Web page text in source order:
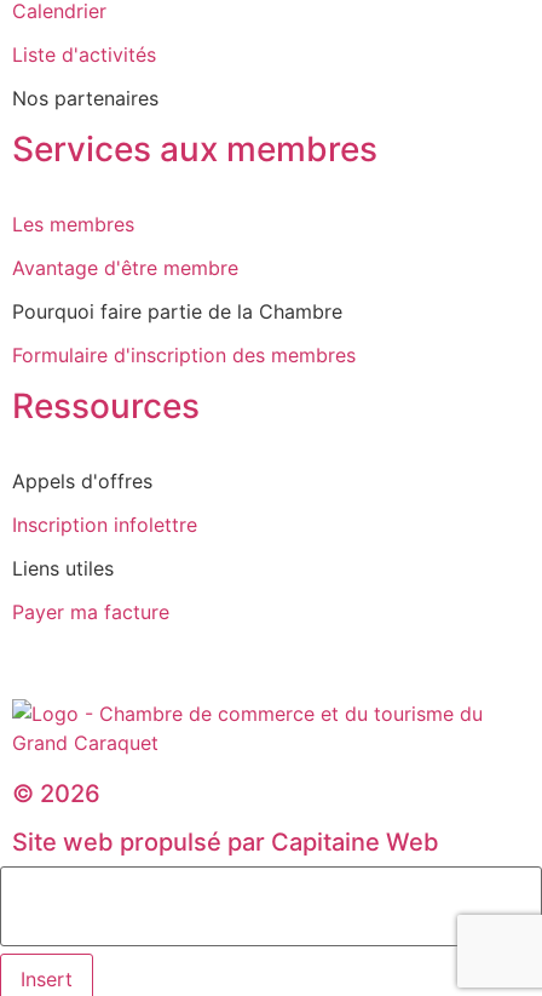
Calendrier
Liste d'activités
Nos partenaires
Services aux membres
Les membres
Avantage d'être membre
Pourquoi faire partie de la Chambre
Formulaire d'inscription des membres
Ressources
Appels d'offres
Inscription infolettre
Liens utiles
Payer ma facture
© 2026
Site web propulsé par Capitaine Web
Insert